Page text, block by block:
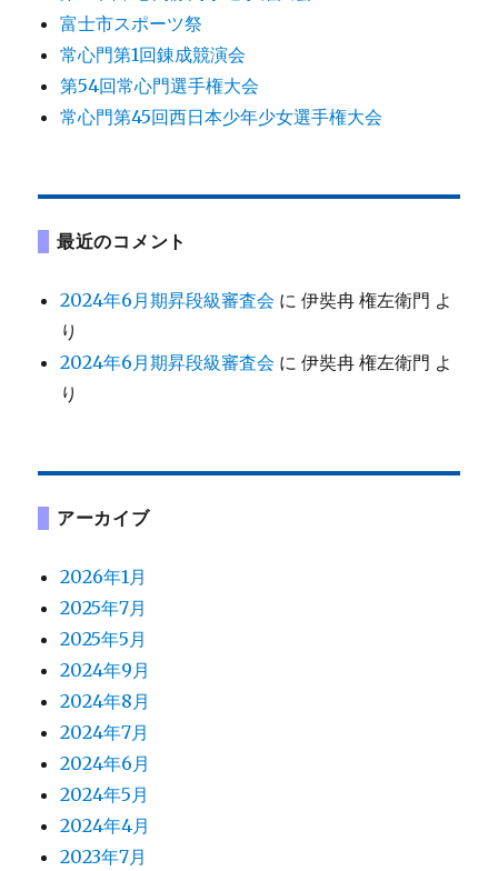
富士市スポーツ祭
常心門第1回錬成競演会
第54回常心門選手権大会
常心門第45回西日本少年少女選手権大会
最近のコメント
2024年6月期昇段級審査会 に伊奘冉 権左衛門 よ
り
2024年6月期昇段級審査会 に伊奘冉 権左衛門 よ
り
アーカイブ
2026年1月
2025年7月
2025年5月
2024年9月
2024年8月
2024年7月
2024年6月
2024年5月
2024年4月
2023年7月